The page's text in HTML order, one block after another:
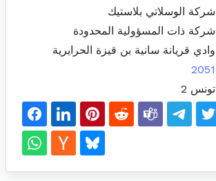
شركة الوسلاتي بلاستيك
شركة ذات المسؤولية المحدودة
وادي قريانة سانية بن قيزة الحرايرية
2051
تونس 2